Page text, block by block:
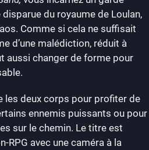
du royaume de Loulan,
Comme si cela ne suffisait
d’une malédiction, réduit à
aussi changer de forme pour
les deux corps pour profiter de
ennemis puissants ou pour
sur le chemin. Le titre est
RPG avec une caméra à la